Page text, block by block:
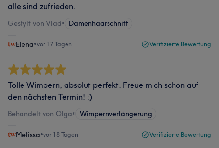
alle sind zufrieden.
Gestylt von Vlad• Damenhaarschnitt
Elena•vor 17 Tagen Verifizierte Bewertung
Tolle Wimpern, absolut perfekt. Freue mich schon auf
den nächsten Termin! :)
Behandelt von Olga• Wimpernverlängerung
Melissa•vor 18 Tagen Verifizierte Bewertung